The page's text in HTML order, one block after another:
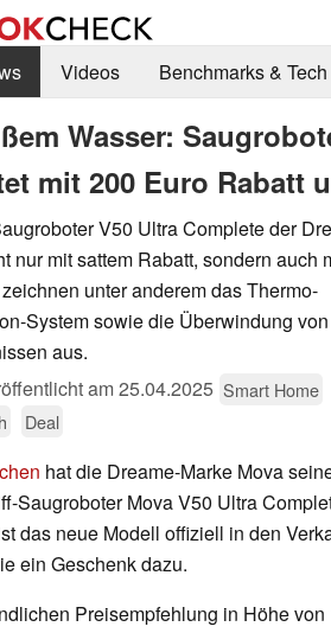
Videos Benchmarks & Tech
Wasser:
mit 200 Euro Rabatt
V50 Ultra Complete der
nur mit sattem Rabatt, sondern auch
unter anderem das Thermo-
System sowie die Überwindung
aus.
am25.04.2025 Smart Home
Deal
hat die Dreame-Marke Mova
Saugroboter Mova V50 Ultra
das neue Modell offiziell in den
ein Geschenk dazu.
Preisempfehlung in Höhe